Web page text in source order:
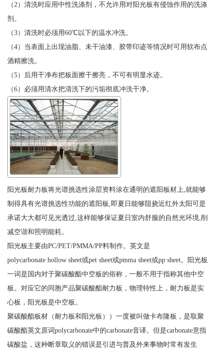
（2）清洗时应用中性洗涤剂，不允许用对阳光板有侵蚀作用的洗涤
剂。
（3）清洗时必须用60℃以下的温水冲洗。
（4）当表面上出现油脂、未干油漆、胶带印迹等情况时可用软布点
酒精擦洗。
（5）后用干净布把板面擦干擦亮，不可有明显水迹。
（6）必须用清水把清洗下的污垢彻底冲洗干净。
阳光板耐力板将光谱挑选性涂层资料涂在通明的遮阳板材上,就能够
制得具有光谱挑选性功能的遮阳板,即夏日能够阻挠近红外太阳可是
承诺大大都可见光透过,这样能够保证夏日室内舒服的自然光环境,削
减空谐和照明能耗。
阳光板主要由PC/PET/PMMA/PP料制作。英文是
polycarbonate hollow sheet或pet sheet或pmma sheet或pp sheet。阳光板
一词是国内对于聚碳酸酯中空板的俗称，一般不用于指称其他中空
板。对应它的同胞产品聚碳酸酯耐力板，物理特性上，耐力板是实
心板，阳光板是中空板。
聚碳酸酯板材（耐力板和阳光板））一度被叫做卡布隆板，是取聚
碳酸酯英文原词polycarbonate中的carbonate音译。但是carbonate意指
碳酸盐，这种断章取义的错误是引进与普及外来事物时常有发生